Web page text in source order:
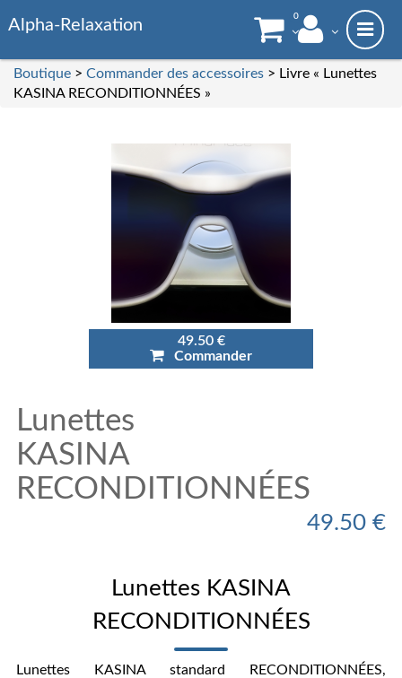
Alpha-Relaxation 0
Boutique > Commander des accessoires > Livre « Lunettes
KASINA RECONDITIONNÉES »
49.50 €
Commander
Lunettes
KASINA
RECONDITIONNÉES
49.50 €
Lunettes KASINA
RECONDITIONNÉES
Lunettes KASINA standard RECONDITIONNÉES,